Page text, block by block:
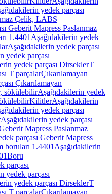
yedek parçası
Çelik, LABS
Geberit Mapress Paslanmaz
1.4401 Aşağıdakilerin yedek
Aşağıdakilerin yedek parçası
yedek parçası
yedek parçası DirseklerT
T parçalarÇıkarılamayan
Çıkarılamayan
sökülebilirAşağıdakilerin yedek
KilitlerAşağıdakilerin
yedek parçası
Aşağıdakilerin yedek parçası
Mapress Paslanmaz
parçası Geberit Mapress
boruları 1.4401 Aşağıdakilerin
Boru
parçası
yedek parçası
yedek parçası DirseklerT
T parçalarÇıkarılamayan